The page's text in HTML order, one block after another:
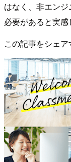
はなく、非エン
必要があると実感
この記事をシェア